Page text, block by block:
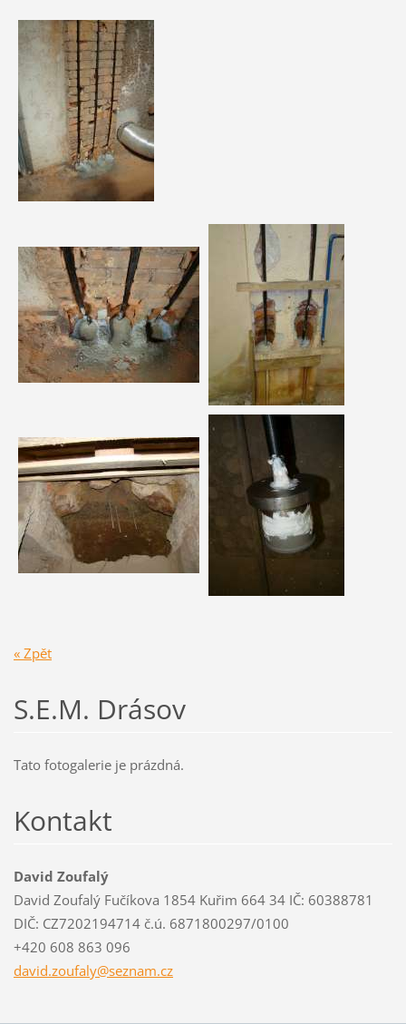
« Zpět
S.E.M. Drásov
Tato fotogalerie je prázdná.
Kontakt
David Zoufalý
David Zoufalý Fučíkova 1854 Kuřim 664 34 IČ: 60388781
DIČ: CZ7202194714 č.ú. 6871800297/0100
+420 608 863 096
david.zoufaly@seznam.cz